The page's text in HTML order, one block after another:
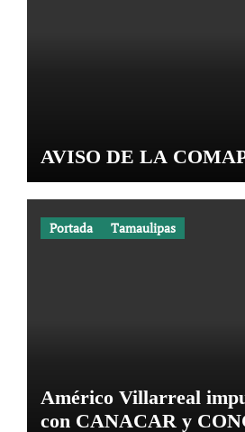
AVISO DE LA
Portada Tamaulipas
Américo Villarreal
con CANACAR y